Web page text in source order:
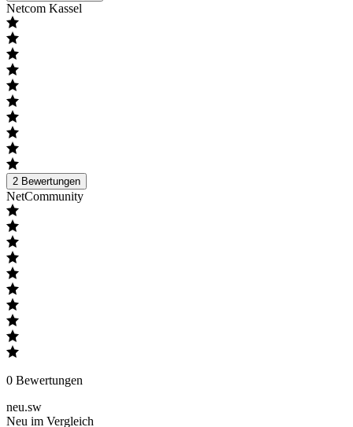
Netcom Kassel
2 Bewertungen
NetCommunity
0 Bewertungen
neu.sw
Neu im Vergleich